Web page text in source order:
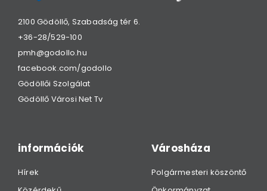
2100 Gödöllő, Szabadság tér 6.
+36-28/529-100
pmh@godollo.hu
facebook.com/godollo
Gödöllői Szolgálat
Gödöllő Városi Net Tv
információk
Hírek
Városháza
Polgármesteri köszöntő